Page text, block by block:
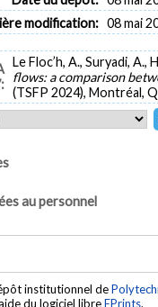
modification: 08 mai
Le Floc’h, A., Suryadi, A.,
flows: a comparison
(TSFP 2024), Montréal,
au personnel
institutionnel de
du logiciel libreEPrints.